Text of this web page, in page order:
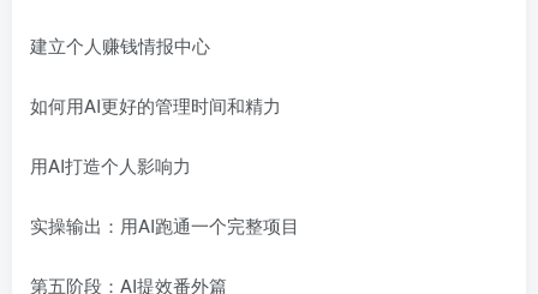
建立个人赚钱情报中心
如何用AI更好的管理时间和精力
用AI打造个人影响力
实操输出：用AI跑通一个完整项目
第五阶段：AI提效番外篇